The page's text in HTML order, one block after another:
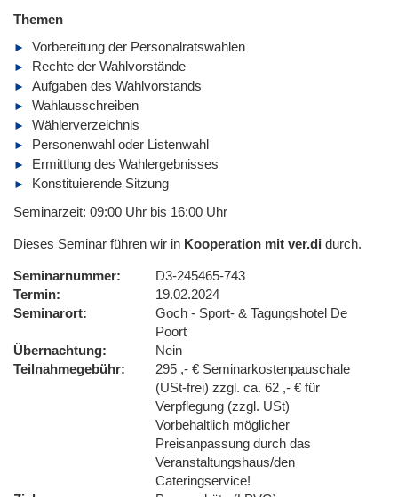
Themen
Vorbereitung der Personalratswahlen
Rechte der Wahlvorstände
Aufgaben des Wahlvorstands
Wahlausschreiben
Wählerverzeichnis
Personenwahl oder Listenwahl
Ermittlung des Wahlergebnisses
Konstituierende Sitzung
Seminarzeit: 09:00 Uhr bis 16:00 Uhr
Dieses Seminar führen wir in Kooperation mit ver.di durch.
Seminarnummer
D3-245465-743
Termin
19.02.2024
Seminarort
Goch - Sport- & Tagungshotel De
Poort
Übernachtung
Nein
Teilnahmegebühr
295 ,- € Seminarkostenpauschale
(USt-frei) zzgl. ca. 62 ,- € für
Verpflegung (zzgl. USt)
Vorbehaltlich möglicher
Preisanpassung durch das
Veranstaltungshaus/den
Cateringservice!